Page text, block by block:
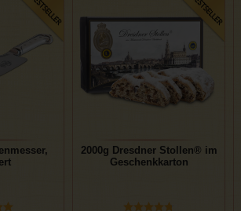
2000g Dresdner Stollen® im
Geschenkkarton